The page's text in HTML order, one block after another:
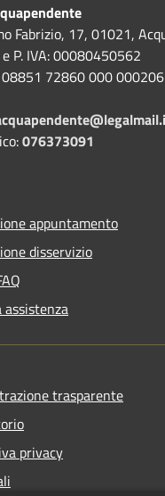
Fabrizio, 17, 01021,
P. IVA: 00080450562
08851 72860 000
076373091
appuntamento
disservizio
assistenza
trasparente
privacy